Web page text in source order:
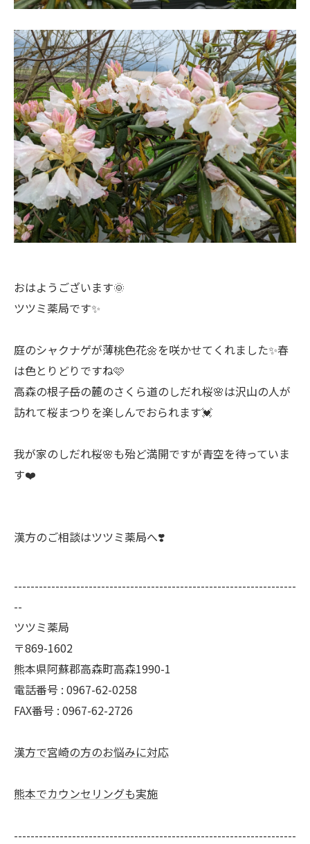
おはようございます🌞
ツツミ薬局です✨
庭のシャクナゲが薄桃色花🌼を咲かせてくれました✨春
は色とりどりですね🩷
高森の根子岳の麓のさくら道のしだれ桜🌸は沢山の人が
訪れて桜まつりを楽しんでおられます💓
我が家のしだれ桜🌸も殆ど満開ですが青空を待っていま
す❤️
漢方のご相談はツツミ薬局へ❣️
--------------------------------------------------------------------
--
ツツミ薬局
〒869-1602
熊本県阿蘇郡高森町高森1990-1
電話番号 : 0967-62-0258
FAX番号 : 0967-62-2726
漢方で宮崎の方のお悩みに対応
熊本でカウンセリングも実施
--------------------------------------------------------------------